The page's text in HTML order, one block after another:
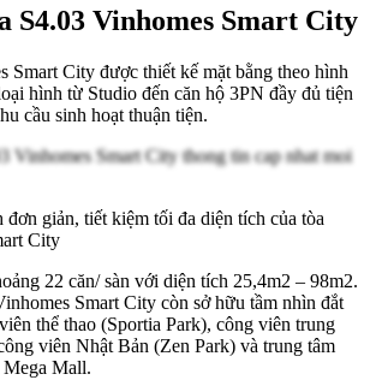
S4.03 Vinhomes Smart City
Smart City được thiết kế mặt bằng theo hình
hình từ Studio đến căn hộ 3PN đầy đủ tiện
cầu sinh hoạt thuận tiện.
đơn giản, tiết kiệm tối đa diện tích của tòa
City
22 căn/ sàn với diện tích 25,4m2 – 98m2.
Smart City còn sở hữu tầm nhìn đắt
thể thao (Sportia Park), công viên trung
viên Nhật Bản (Zen Park) và trung tâm
Mall.